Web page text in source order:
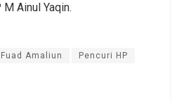
Ainul Yaqin.
Amaliun Pencuri HP